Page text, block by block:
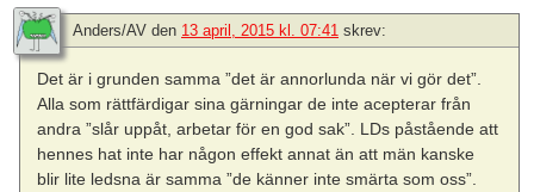
Anders/AV den 13 april, 2015 kl. 07:41 skrev:
Det är i grunden samma ”det är annorlunda när vi gör det”.
Alla som rättfärdigar sina gärningar de inte acepterar från
andra ”slår uppåt, arbetar för en god sak”. LDs påstående att
hennes hat inte har någon effekt annat än att män kanske
blir lite ledsna är samma ”de känner inte smärta som oss”.